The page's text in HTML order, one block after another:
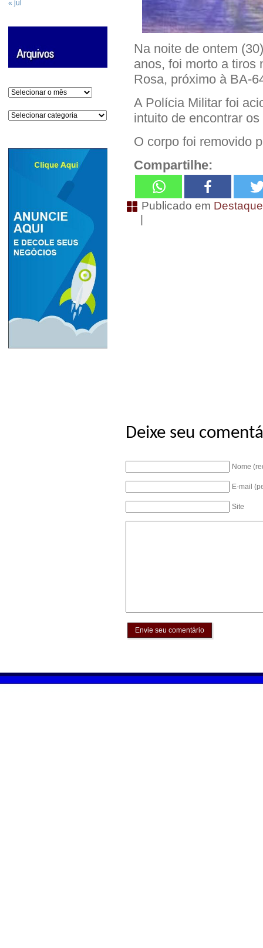
« jul
Arquivos
Categorias
Na noite de ontem
anos, foi morto a tiros
Rosa, próximo à BA-
A Polícia Militar foi
intuito de encontrar
O corpo foi removido
Compartilhe:
Publicado em
|
Deixe seu
Nome
E-mail
Site
Envie seu comentário